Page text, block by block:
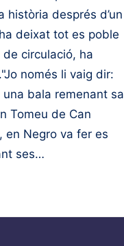
història després d’un
deixat tot es poble
circulació, ha
només li vaig dir:
una bala remenant sa
Tomeu de Can
en Negro va fer es
ses…